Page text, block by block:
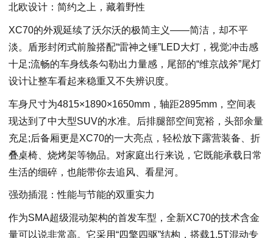
北欧设计：简约之上，藏着野性
XC70的外观延续了沃尔沃的极简主义——简洁，却不平
淡。盾形封闭式前脸搭配“雷神之锤”LED大灯，视觉冲击感
十足;流畅的车身线条勾勒出力量感，尾部的“维京战斧”尾灯
设计让整车看起来稳重又不失辨识度。
车身尺寸为4815×1890×1650mm，轴距2895mm，空间表
现达到了中大型SUV的水准。后排腿部空间宽裕，头部余量
充足;后备厢更是XC70的一大亮点，轻松放下露营装备、折
叠桌椅、烧烤架等物品。对家庭出行来说，它既能承载日常
生活的细碎，也能带你去追风、看星河。
强劲插混：性能与节能的双重实力
作为SMA超级混动架构的首发车型，全新XC70的技术含金
量可以说非常高。它采用“四擎四驱”结构，搭载1.5T混动专